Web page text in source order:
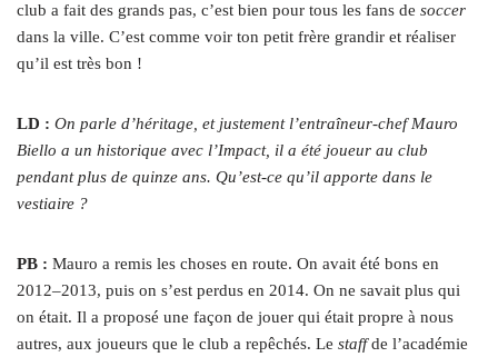
club a fait des grands pas, c’est bien pour tous les fans de soccer
dans la ville. C’est comme voir ton petit frère grandir et réaliser
qu’il est très bon !
LD : On parle d’héritage, et justement l’entraîneur-chef Mauro
Biello a un historique avec l’Impact, il a été joueur au club
pendant plus de quinze ans. Qu’est-ce qu’il apporte dans le
vestiaire ?
PB : Mauro a remis les choses en route. On avait été bons en
2012–2013, puis on s’est perdus en 2014. On ne savait plus qui
on était. Il a proposé une façon de jouer qui était propre à nous
autres, aux joueurs que le club a repêchés. Le staffde l’académie